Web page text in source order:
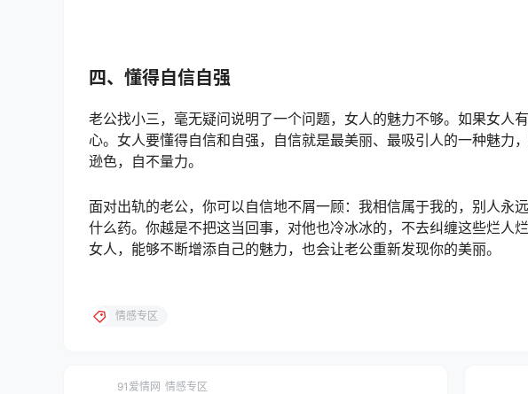
四、懂得自信自强
老公找小三，毫无疑问说明了一个问题，女人的魅力不够。如果女人
心。女人要懂得自信和自强，自信就是最美丽、最吸引人的一种魅力
逊色，自不量力。
面对出轨的老公，你可以自信地不屑一顾：我相信属于我的，别人永
什么药。你越是不把这当回事，对他也冷冰冰的，不去纠缠这些烂人
女人，能够不断增添自己的魅力，也会让老公重新发现你的美丽。
情感专区
91爱情网 情感专区